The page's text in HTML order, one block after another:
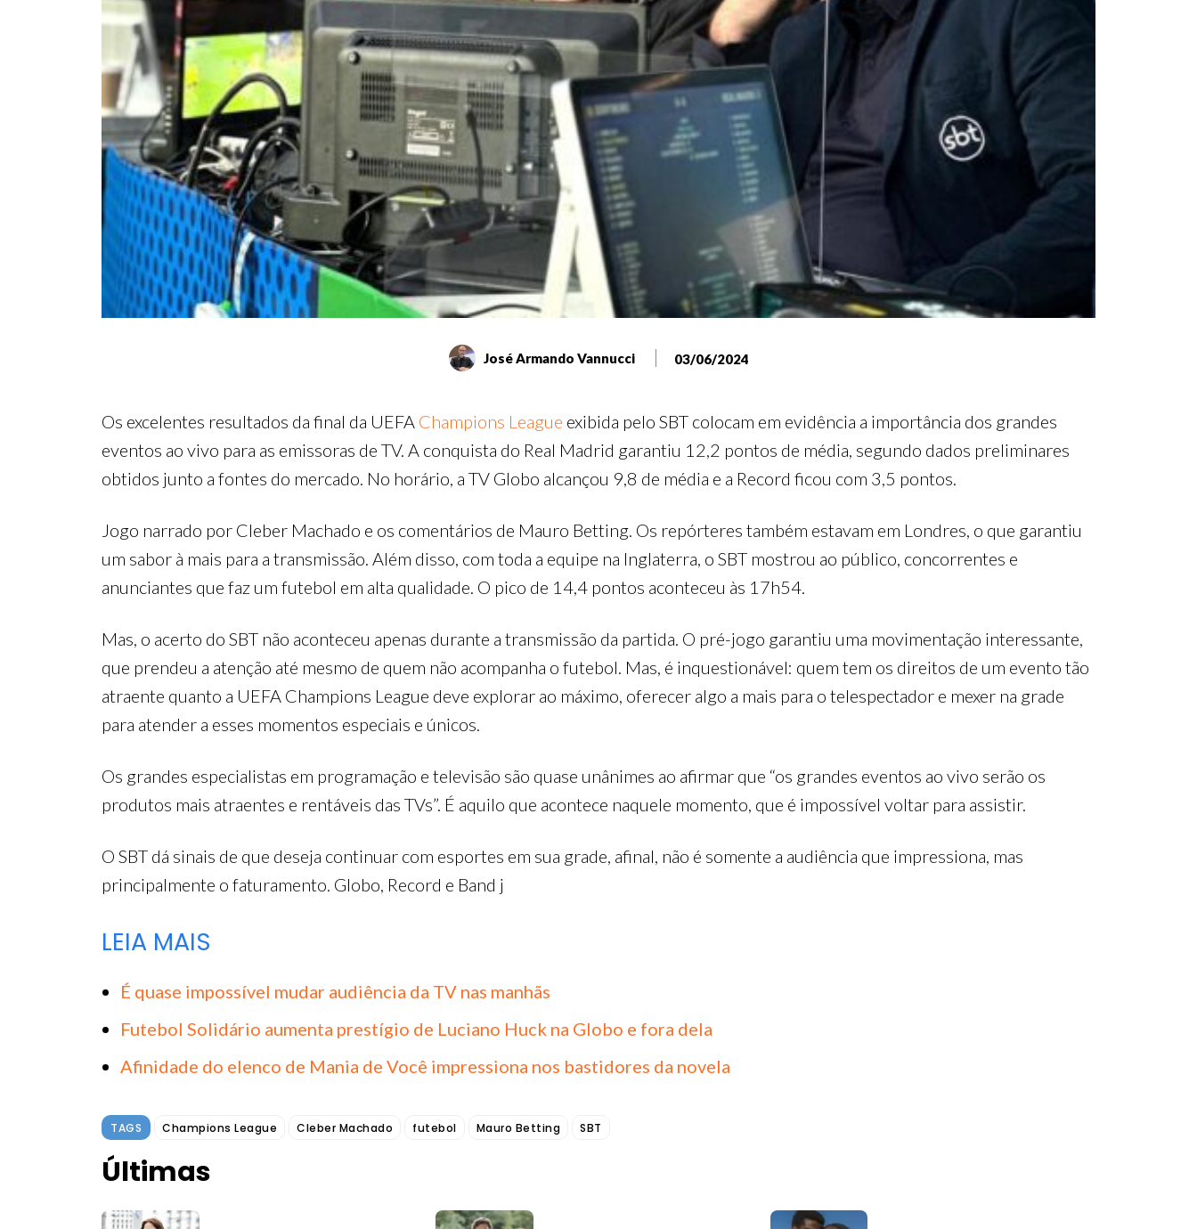
José Armando Vannucci 03/06/2024
Os excelentes resultados da final da UEFA Champions League exibida pelo SBT colocam em evidência a importância dos grandes
eventos ao vivo para as emissoras de TV. A conquista do Real Madrid garantiu 12,2 pontos de média, segundo dados preliminares
obtidos junto a fontes do mercado. No horário, a TV Globo alcançou 9,8 de média e a Record ficou com 3,5 pontos.
Jogo narrado por Cleber Machado e os comentários de Mauro Betting. Os repórteres também estavam em Londres, o que garantiu
um sabor à mais para a transmissão. Além disso, com toda a equipe na Inglaterra, o SBT mostrou ao público, concorrentes e
anunciantes que faz um futebol em alta qualidade. O pico de 14,4 pontos aconteceu às 17h54.
Mas, o acerto do SBT não aconteceu apenas durante a transmissão da partida. O pré-jogo garantiu uma movimentação interessante,
que prendeu a atenção até mesmo de quem não acompanha o futebol. Mas, é inquestionável: quem tem os direitos de um evento tão
atraente quanto a UEFA Champions League deve explorar ao máximo, oferecer algo a mais para o telespectador e mexer na grade
para atender a esses momentos especiais e únicos.
Os grandes especialistas em programação e televisão são quase unânimes ao afirmar que “os grandes eventos ao vivo serão os
produtos mais atraentes e rentáveis das TVs”. É aquilo que acontece naquele momento, que é impossível voltar para assistir.
O SBT dá sinais de que deseja continuar com esportes em sua grade, afinal, não é somente a audiência que impressiona, mas
principalmente o faturamento. Globo, Record e Band j
LEIA MAIS
É quase impossível mudar audiência da TV nas manhãs
Futebol Solidário aumenta prestígio de Luciano Huck na Globo e fora dela
Afinidade do elenco de Mania de Você impressiona nos bastidores da novela
TAGS Champions League Cleber Machado futebol Mauro Betting SBT
Últimas